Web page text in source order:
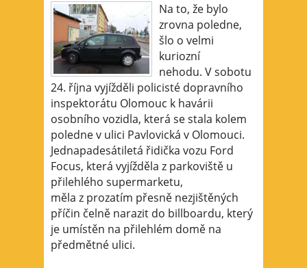
Na to, že bylo
zrovna poledne,
šlo o velmi
kuriozní
nehodu. V sobotu
24. října vyjížděli policisté dopravního
inspektorátu Olomouc k havárii
osobního vozidla, která se stala kolem
poledne v ulici Pavlovická v Olomouci.
Jednapadesátiletá řidička vozu Ford
Focus, která vyjížděla z parkoviště u
přilehlého supermarketu,
měla z prozatím přesně nezjištěných
příčin čelně narazit do billboardu, který
je umístěn na přilehlém domě na
předmětné ulici.